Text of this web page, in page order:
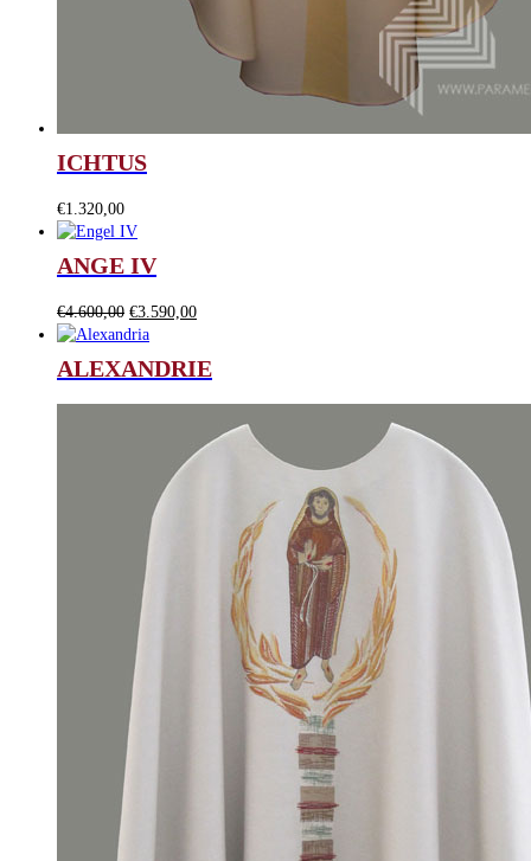
ICHTUS
€1.320,00
ANGE IV
€4.600,00 Le
prix
était :
€4.600,00.
€3.590,00Le
est :
€3.590,00.
ALEXANDRIE